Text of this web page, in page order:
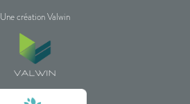
Une création Valwin